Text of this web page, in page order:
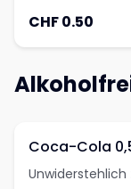
CHF 0.50
Coca-Cola
Unwiderstehlich